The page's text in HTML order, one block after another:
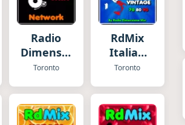
Radio
Dimensione
Mix
Toronto
RdMix
Italian
Vintage
Toronto